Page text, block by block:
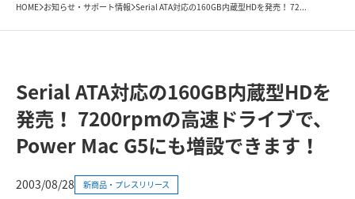
HOME お知らせ・サポート情報 Serial ATA対応の160GB内蔵型HDを発売！ 72...
Serial ATA対応の160GB内蔵型HDを
発売！ 7200rpmの高速ドライブで、
Power Mac G5にも増設できます！
2003/08/28 新商品・プレスリリース